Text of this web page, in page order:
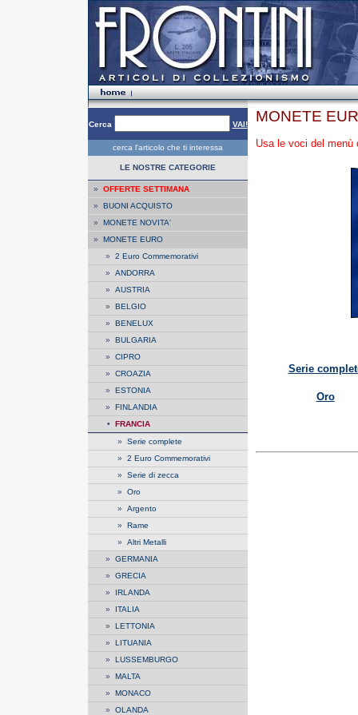
Cerca VAI!
cerca l'articolo che ti interessa
LE NOSTRE CATEGORIE
» OFFERTE SETTIMANA
» BUONI ACQUISTO
» MONETE NOVITA'
» MONETE EURO
» 2 Euro Commemorativi
» ANDORRA
» AUSTRIA
» BELGIO
» BENELUX
» BULGARIA
» CIPRO
» CROAZIA
» ESTONIA
» FINLANDIA
•
FRANCIA
» Serie complete
» 2 Euro Commemorativi
» Serie di zecca
» Oro
» Argento
» Rame
» Altri Metalli
» GERMANIA
» GRECIA
» IRLANDA
» ITALIA
» LETTONIA
» LITUANIA
» LUSSEMBURGO
» MALTA
» MONACO
» OLANDA
MONETE
Usa le voci del
Serie
Oro